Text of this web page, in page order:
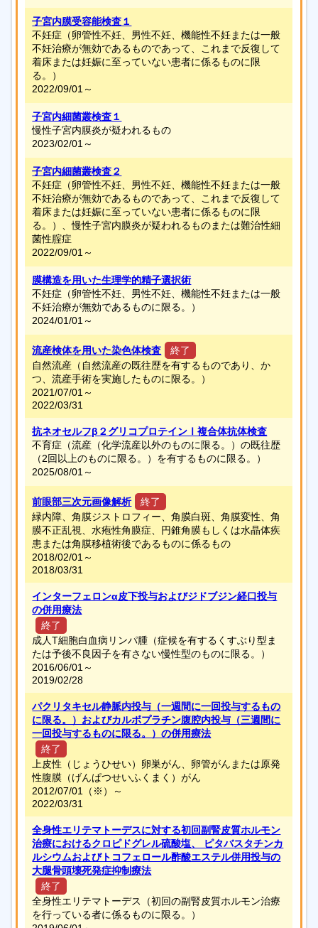
子宮内膜受容能検査１
不妊症（卵管性不妊、男性不妊、機能性不妊または一般
不妊治療が無効であるものであって、これまで反復して
着床または妊娠に至っていない患者に係るものに限
る。）
2022/09/01～
子宮内細菌叢検査１
慢性子宮内膜炎が疑われるもの
2023/02/01～
子宮内細菌叢検査２
不妊症（卵管性不妊、男性不妊、機能性不妊または一般
不妊治療が無効であるものであって、これまで反復して
着床または妊娠に至っていない患者に係るものに限
る。）、慢性子宮内膜炎が疑われるものまたは難治性細
菌性腟症
2022/09/01～
膜構造を用いた生理学的精子選択術
不妊症（卵管性不妊、男性不妊、機能性不妊または一般
不妊治療が無効であるものに限る。）
2024/01/01～
流産検体を用いた染色体検査
終了
自然流産（自然流産の既往歴を有するものであり、か
つ、流産手術を実施したものに限る。）
2021/07/01～
2022/03/31
抗ネオセルフβ２グリコプロテインⅠ複合体抗体検査
不育症（流産（化学流産以外のものに限る。）の既往歴
（2回以上のものに限る。）を有するものに限る。）
2025/08/01～
前眼部三次元画像解析
終了
緑内障、角膜ジストロフィー、角膜白斑、角膜変性、角
膜不正乱視、水疱性角膜症、円錐角膜もしくは水晶体疾
患または角膜移植術後であるものに係るもの
2018/02/01～
2018/03/31
インターフェロンα皮下投与およびジドブジン経口投与
の併用療法
終了
成人T細胞白血病リンパ腫（症候を有するくすぶり型ま
たは予後不良因子を有さない慢性型のものに限る。）
2016/06/01～
2019/02/28
パクリタキセル静脈内投与（一週間に一回投与するもの
に限る。）およびカルボプラチン腹腔内投与（三週間に
一回投与するものに限る。）の併用療法
終了
上皮性（じょうひせい）卵巣がん、卵管がんまたは原発
性腹膜（げんぱつせいふくまく）がん
2012/07/01
（※）
～
2022/03/31
全身性エリテマトーデスに対する初回副腎皮質ホルモン
治療におけるクロピドグレル硫酸塩、 ピタバスタチンカ
ルシウムおよびトコフェロール酢酸エステル併用投与の
大腿骨頭壊死発症抑制療法
終了
全身性エリテマトーデス（初回の副腎皮質ホルモン治療
を行っている者に係るものに限る。）